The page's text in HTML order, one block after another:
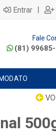
Entrar |
Fale
(81)